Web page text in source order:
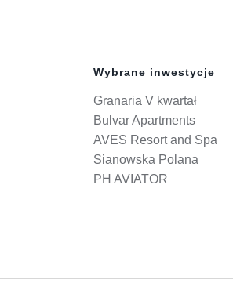
Wybrane inwestycje
Granaria V kwartał
Bulvar Apartments
AVES Resort and Spa
Sianowska Polana
PH AVIATOR